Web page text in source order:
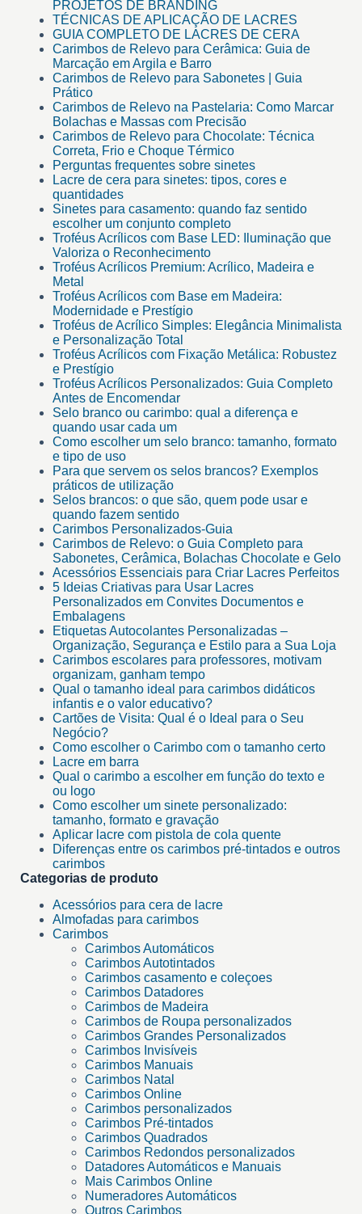
PROJETOS DE BRANDING
TÉCNICAS DE APLICAÇÃO DE LACRES
GUIA COMPLETO DE LACRES DE CERA
Carimbos de Relevo para Cerâmica: Guia de
Marcação em Argila e Barro
Carimbos de Relevo para Sabonetes | Guia
Prático
Carimbos de Relevo na Pastelaria: Como Marcar
Bolachas e Massas com Precisão
Carimbos de Relevo para Chocolate: Técnica
Correta, Frio e Choque Térmico
Perguntas frequentes sobre sinetes
Lacre de cera para sinetes: tipos, cores e
quantidades
Sinetes para casamento: quando faz sentido
escolher um conjunto completo
Troféus Acrílicos com Base LED: Iluminação que
Valoriza o Reconhecimento
Troféus Acrílicos Premium: Acrílico, Madeira e
Metal
Troféus Acrílicos com Base em Madeira:
Modernidade e Prestígio
Troféus de Acrílico Simples: Elegância Minimalista
e Personalização Total
Troféus Acrílicos com Fixação Metálica: Robustez
e Prestígio
Troféus Acrílicos Personalizados: Guia Completo
Antes de Encomendar
Selo branco ou carimbo: qual a diferença e
quando usar cada um
Como escolher um selo branco: tamanho, formato
e tipo de uso
Para que servem os selos brancos? Exemplos
práticos de utilização
Selos brancos: o que são, quem pode usar e
quando fazem sentido
Carimbos Personalizados-Guia
Carimbos de Relevo: o Guia Completo para
Sabonetes, Cerâmica, Bolachas Chocolate e Gelo
Acessórios Essenciais para Criar Lacres Perfeitos
5 Ideias Criativas para Usar Lacres
Personalizados em Convites Documentos e
Embalagens
Etiquetas Autocolantes Personalizadas –
Organização, Segurança e Estilo para a Sua Loja
Carimbos escolares para professores, motivam
organizam, ganham tempo
Qual o tamanho ideal para carimbos didáticos
infantis e o valor educativo?
Cartões de Visita: Qual é o Ideal para o Seu
Negócio?
Como escolher o Carimbo com o tamanho certo
Lacre em barra
Qual o carimbo a escolher em função do texto e
ou logo
Como escolher um sinete personalizado:
tamanho, formato e gravação
Aplicar lacre com pistola de cola quente
Diferenças entre os carimbos pré-tintados e outros
carimbos
Categorias de produto
Acessórios para cera de lacre
Almofadas para carimbos
Carimbos
Carimbos Automáticos
Carimbos Autotintados
Carimbos casamento e coleçoes
Carimbos Datadores
Carimbos de Madeira
Carimbos de Roupa personalizados
Carimbos Grandes Personalizados
Carimbos Invisíveis
Carimbos Manuais
Carimbos Natal
Carimbos Online
Carimbos personalizados
Carimbos Pré-tintados
Carimbos Quadrados
Carimbos Redondos personalizados
Datadores Automáticos e Manuais
Mais Carimbos Online
Numeradores Automáticos
Outros Carimbos